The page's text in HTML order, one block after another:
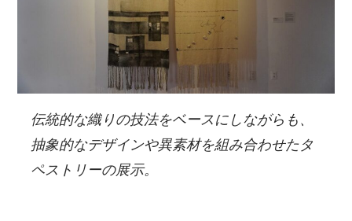
伝統的な織りの技法をベースにしながらも、
抽象的なデザインや異素材を組み合わせたタ
ペストリーの展示。